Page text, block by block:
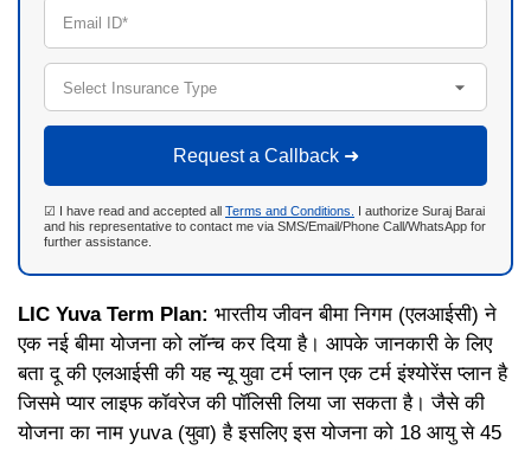
Email ID*
Select Insurance Type
Request a Callback ➜
☑ I have read and accepted all Terms and Conditions.
I authorize Suraj Barai
and his representative to contact me via SMS/Email/Phone Call/WhatsApp for
further assistance.
LIC Yuva Term Plan: भारतीय जीवन बीमा निगम (एलआईसी) ने
एक नई बीमा योजना को लॉन्च कर दिया है। आपके जानकारी के लिए
बता दू की एलआईसी की यह न्यू युवा टर्म प्लान एक टर्म इंश्योरेंस प्लान है
जिसमे प्यार लाइफ कॉवरेज की पॉलिसी लिया जा सकता है। जैसे की
योजना का नाम yuva (युवा) है इसलिए इस योजना को 18 आयु से 45